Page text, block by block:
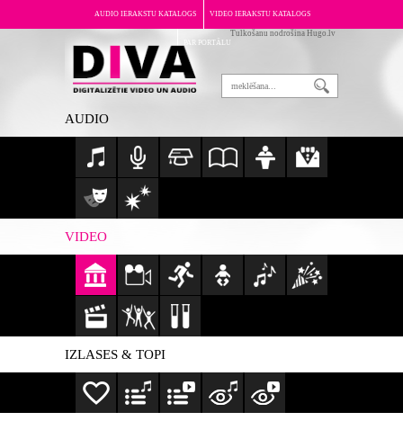
AUDIO IERAKSTU KATALOGS VIDEO IERAKSTU KATALOGS
PAR PORTĀLU
Tulkošanu nodrošina Hugo.lv
AUDIO
VIDEO
IZLASES & TOPI